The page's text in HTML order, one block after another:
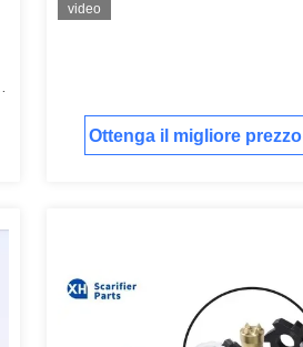
video
Ottenga il migliore prezzo